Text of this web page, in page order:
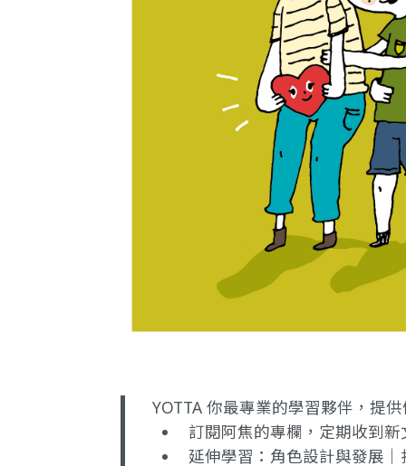
YOTTA 你最專業的學習夥伴，提
訂閱阿焦的專欄 ，定期收到
延伸學習： 角色設計與發展